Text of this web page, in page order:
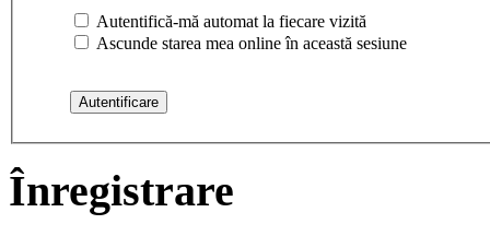
Autentifică-mă automat la fiecare vizită
Ascunde starea mea online în această sesiune
Înregistrare